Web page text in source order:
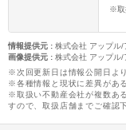
※取
情報提供元 : 株式会社 アップル
画像提供元 : 株式会社 アップル
※次回更新日は情報公開日よ
※各種情報と現状に差異があ
※取扱い不動産会社が複数あ
すので、取扱店舗までご確認